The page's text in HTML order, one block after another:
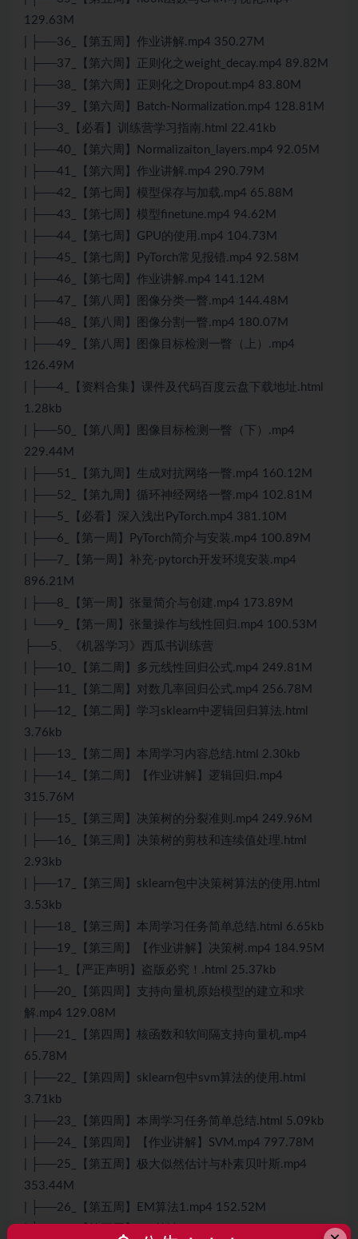
129.63M
| ├──36_【第五周】作业讲解.mp4 350.27M
| ├──37_【第六周】正则化之weight_decay.mp4 89.82M
| ├──38_【第六周】正则化之Dropout.mp4 83.80M
| ├──39_【第六周】Batch-Normalization.mp4 128.81M
| ├──3_【必看】训练营学习指南.html 22.41kb
| ├──40_【第六周】Normalizaiton_layers.mp4 92.05M
| ├──41_【第六周】作业讲解.mp4 290.79M
| ├──42_【第七周】模型保存与加载.mp4 65.88M
| ├──43_【第七周】模型finetune.mp4 94.62M
| ├──44_【第七周】GPU的使用.mp4 104.73M
| ├──45_【第七周】PyTorch常见报错.mp4 92.58M
| ├──46_【第七周】作业讲解.mp4 141.12M
| ├──47_【第八周】图像分类一瞥.mp4 144.48M
| ├──48_【第八周】图像分割一瞥.mp4 180.07M
| ├──49_【第八周】图像目标检测一瞥（上）.mp4
126.49M
| ├──4_【资料合集】课件及代码百度云盘下载地址.html
1.28kb
| ├──50_【第八周】图像目标检测一瞥（下）.mp4
229.44M
| ├──51_【第九周】生成对抗网络一瞥.mp4 160.12M
| ├──52_【第九周】循环神经网络一瞥.mp4 102.81M
| ├──5_【必看】深入浅出PyTorch.mp4 381.10M
| ├──6_【第一周】PyTorch简介与安装.mp4 100.89M
| ├──7_【第一周】补充-pytorch开发环境安装.mp4
896.21M
| ├──8_【第一周】张量简介与创建.mp4 173.89M
| └──9_【第一周】张量操作与线性回归.mp4 100.53M
├──5、《机器学习》西瓜书训练营
| ├──10_【第二周】多元线性回归公式.mp4 249.81M
| ├──11_【第二周】对数几率回归公式.mp4 256.78M
| ├──12_【第二周】学习sklearn中逻辑回归算法.html
3.76kb
| ├──13_【第二周】本周学习内容总结.html 2.30kb
| ├──14_【第二周】【作业讲解】逻辑回归.mp4
315.76M
| ├──15_【第三周】决策树的分裂准则.mp4 249.96M
| ├──16_【第三周】决策树的剪枝和连续值处理.html
2.93kb
| ├──17_【第三周】sklearn包中决策树算法的使用.html
3.53kb
| ├──18_【第三周】本周学习任务简单总结.html 6.65kb
| ├──19_【第三周】【作业讲解】决策树.mp4 184.95M
| ├──1_【严正声明】盗版必究！.html 25.37kb
| ├──20_【第四周】支持向量机原始模型的建立和求
解.mp4 129.08M
| ├──21_【第四周】核函数和软间隔支持向量机.mp4
65.78M
| ├──22_【第四周】sklearn包中svm算法的使用.html
3.71kb
| ├──23_【第四周】本周学习任务简单总结.html 5.09kb
| ├──24_【第四周】【作业讲解】SVM.mp4 797.78M
| ├──25_【第五周】极大似然估计与朴素贝叶斯.mp4
353.44M
| ├──26_【第五周】EM算法1.mp4 152.52M